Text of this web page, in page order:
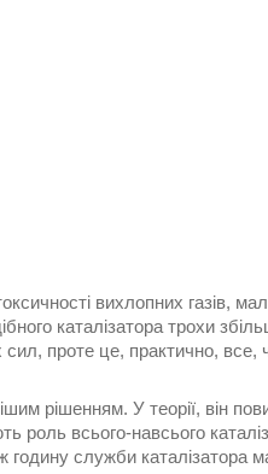
вихлопних газів,
каталізатора трохи
сил, проте це, практично, все,
рішенням. У теорії, він
роль всього-навсього
годину служби каталізатора